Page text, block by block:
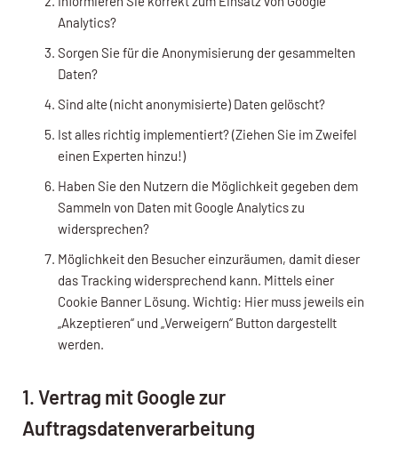
Analytics?
Sorgen Sie für die Anonymisierung der gesammelten
Daten?
Sind alte (nicht anonymisierte) Daten gelöscht?
Ist alles richtig implementiert? (Ziehen Sie im Zweifel
einen Experten hinzu!)
Haben Sie den Nutzern die Möglichkeit gegeben dem
Sammeln von Daten mit Google Analytics zu
widersprechen?
Möglichkeit den Besucher einzuräumen, damit dieser
das Tracking widersprechend kann. Mittels einer
Cookie Banner Lösung. Wichtig: Hier muss jeweils ein
„Akzeptieren“ und „Verweigern“ Button dargestellt
werden.
1. Vertrag mit Google zur
Auftragsdatenverarbeitung